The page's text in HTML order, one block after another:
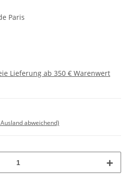
Paris
Lieferung ab 350 € Warenwert
abweichend)